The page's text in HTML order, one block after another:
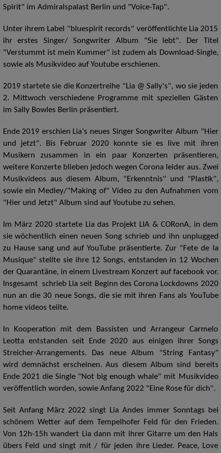
Spirit" im Admiralspalast Berlin und "Voice-Tap".
Unter ihrem Label "bluespirit records" veröffentlichte Lia 2015
ihr erstes Singer/ Songwriter Album "Sie lebt". Der Titel
"Verstummt ist mein Kummer" ist zudem als Download-Single,
sowie als Musikvideo auf Youtube erschienen.
2019 startete sie die Konzertreihe "Lia @ Sally's", wo sie jeden
2. Mittwoch verschiedene Programme mit speziellen Gästen
im Sally Bowles Berlin präsentiert.
Ende 2019 erschien Lia‘s neues Singer Songwriter Album "Hier
und jetzt". Bis Februar 2020 konnte sie es live mit ihren
Musikern zusammen in ein paar Konzerten präsentieren,
weitere Konzerte blieben jedoch wegen Corona leider aus. Zwei
Musikvideos aus diesem Album, "Erkenntnis" und "Plastik",
sowie ein Medley/"Making of" Video zu den Aufnahmen vom
"Hier und Jetzt" Album sind auf Youtube zu sehen.
Im März 2020 startete Lia das Projekt LIA & CORonA, in dem
sie wöchentlich einen neuen Song schrieb und ihn unplugged
zu Hause sang und auf YouTube präsentierte. Zur "Fete de la
Musique" stellte sie ihre 12 Songs, entstanden in 12 Wochen
der Quarantäne, in einem Livestream Konzert auf facebook vor.
Insgesamt schrieb Lia seit Beginn des Corona Lockdowns 2020
nun an die 30 neue Songs, die sie mit ihren Fans als YouTube
home videos teilte.
In Kooperation mit dem Bassisten und Arrangeur Carmelo
Leotta entstanden seit Ende 2020 aus einigen ihrer Songs
Streicher-Arrangements. Das neue Album "String Fantasy"
wird demnächst erscheinen. Aus diesem Album sind bereits
Ende 2021 die Single "Not big enough whale" mit Musikvideo
veröffentlich worden, sowie Anfang 2022 "Eine Rose für dich".
Seit Anfang März 2022 singt Lia Andes immer Sonntags bei
schönem Wetter auf dem Tempelhofer Feld für den Frieden.
Von 12h-15h wandert Lia dann mit ihrer Gitarre um den Hals
übers Feld und singt mit / für jeden ihre Lieder. Peace, Love